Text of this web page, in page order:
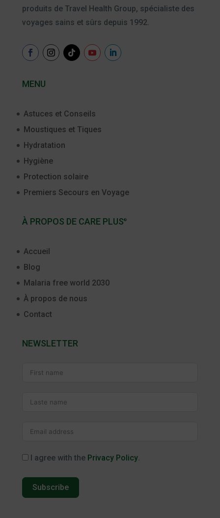
produits de Travel Health Group, spécialiste des
voyages sains et sûrs depuis 1992.
MENU
Astuces et Conseils
Moustiques et Tiques
Hydratation
Hygiène
Protection solaire
Premiers Secours en Voyage
À PROPOS DE CARE PLUS®
Accueil
Blog
Malaria free world 2030
À propos de nous
Contact
NEWSLETTER
I agree with the Privacy Policy.
Subscribe